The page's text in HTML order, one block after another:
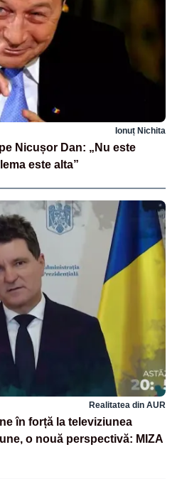
Ionuț Nichita
Nicușor Dan: „Nu este
este alta”
Realitatea din AUR
în forță la televiziunea
o nouă perspectivă: MIZA